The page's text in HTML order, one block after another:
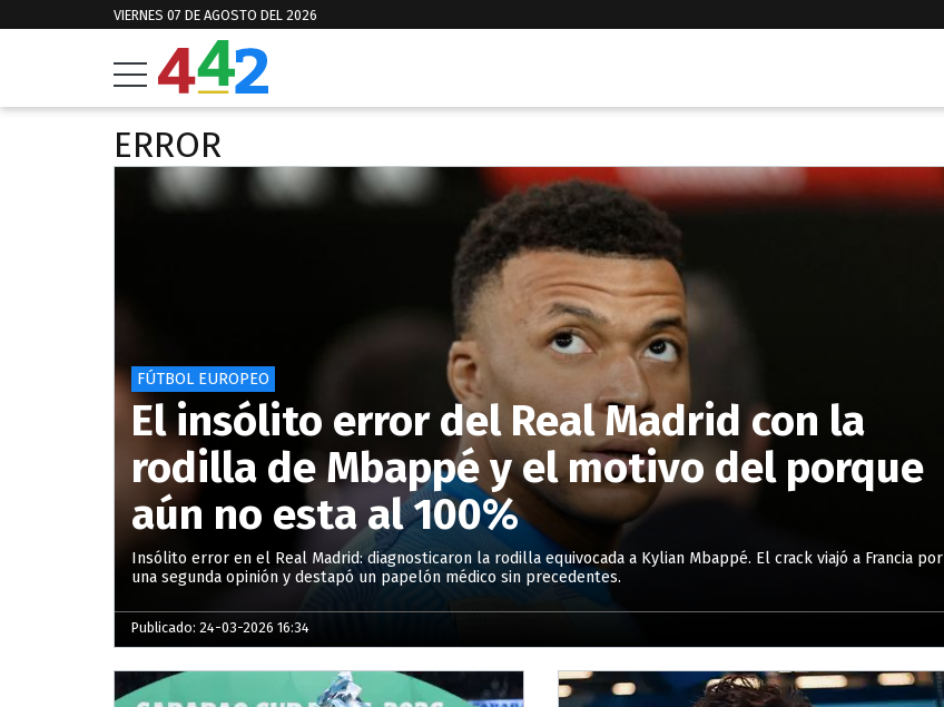
VIERNES 07 DE AGOSTO DEL 2026
ERROR
FÚTBOL EUROPEO
El insólito error del Real Madrid con la
rodilla de Mbappé y el motivo del porque
aún no esta al 100%
Insólito error en el Real Madrid: diagnosticaron la rodilla equivocada a Kylian Mbappé. El crack viajó a Francia por
una segunda opinión y destapó un papelón médico sin precedentes.
Publicado: 24-03-2026 16:34